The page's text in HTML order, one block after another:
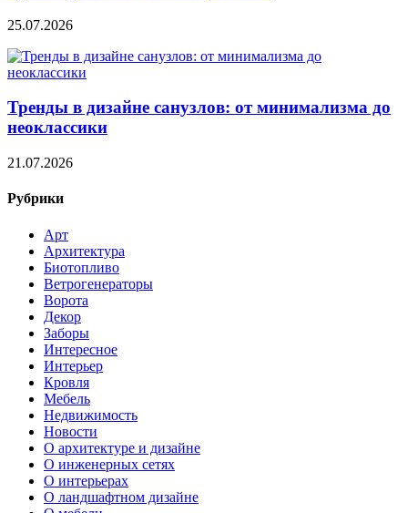
25.07.2026
Тренды в дизайне санузлов: от минимализма до
неоклассики
21.07.2026
Рубрики
Арт
Архитектура
Биотопливо
Ветрогенераторы
Ворота
Декор
Заборы
Интересное
Интерьер
Кровля
Мебель
Недвижимость
Новости
О архитектуре и дизайне
О инженерных сетях
О интерьерах
О ландшафтном дизайне